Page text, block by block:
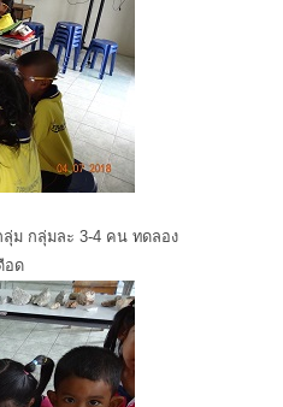
ม กลุ่มละ 3-4 คน ทดลอง
อด